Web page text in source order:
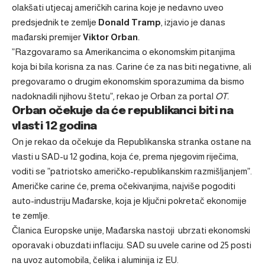
olakšati utjecaj američkih carina koje je nedavno uveo
predsjednik te zemlje Donald Tramp , izjavio je danas
mađarski premijerViktor Orban.
”Razgovaramo sa Amerikancima o ekonomskim pitanjima
koja bi bila korisna za nas. Carine će za nas biti negativne, ali
pregovaramo o drugim ekonomskim sporazumima da bismo
nadoknadili njihovu štetu”, rekao je Orban za portal OT.
Orban očekuje da će republikanci biti na
vlasti 12 godina
On je rekao da očekuje da Republikanska stranka ostane na
vlasti u SAD-u 12 godina, koja će, prema njegovim riječima,
voditi se ”patriotsko američko-republikanskim razmišljanjem”.
Američke carine će, prema očekivanjima, najviše pogoditi
auto-industriju Mađarske, koja je ključni pokretač ekonomije
te zemlje.
Članica Europske unije, Mađarska nastoji ubrzati ekonomski
oporavak i obuzdati inflaciju. SAD su uvele carine od 25 posti
na uvoz automobila, čelika i aluminija iz EU.